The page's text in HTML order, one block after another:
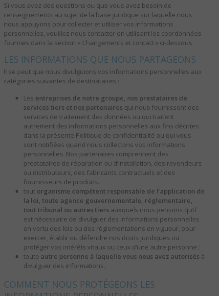
Si vous avez des questions ou que vous avez besoin de
renseignements au sujet de la base juridique sur laquelle nous
nous appuyons pour collecter et utiliser vos informations
personnelles, veuillez nous contacter en utilisant les coordonnées
fournies dans la section « Changements et contact » ci-dessous.
LES INFORMATIONS QUE NOUS PARTAGEONS
Il se peut que nous divulguions vos informations personnelles aux
catégories suivantes de destinataires :
Les entreprises de notre groupe, nos prestataires de
services tiers et nos partenaires qui nous fournissent des
services de traitement des données ou qui traitent
autrement des informations personnelles aux fins décrites
dans la présente Politique de confidentialité ou qui vous
sont notifiées quand nous collectons vos informations
personnelles. Nos partenaires comprennent des
prestataires de réparation ou d’installation, des revendeurs
ou distributeurs, des fabricants contractuels et des
fournisseurs de produits.
tout organisme compétent responsable de l’application de
la loi, toute agence gouvernementale, réglementaire,
tout tribunal ou autres tiers auxquels nous pensons qu’il
est nécessaire de divulguer des informations personnelles
en vertu des lois ou des réglementations en vigueur, pour
exercer, établir ou défendre nos droits juridiques ou
protéger vos intérêts vitaux ou ceux d’une autre personne ;
toute autre personne à laquelle vous nous avez autorisés à
divulguer des informations.
COMMENT NOUS PROTÉGEONS LES